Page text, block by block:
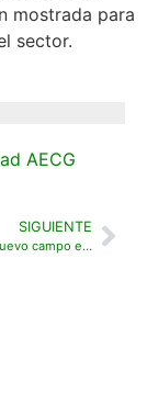
mostrada para
sector.
AECG
SIGUIENTE
Estepona Golf, nuevo campo en incorporarse a la Asociación Española de Campos de Golf